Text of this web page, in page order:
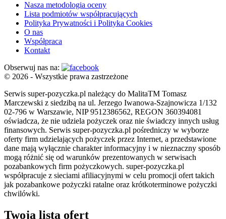
Nasza metodologia oceny
Lista podmiotów współpracujących
Polityka Prywatności i Polityka Cookies
O nas
Współpraca
Kontakt
Obserwuj nas na:
© 2026 - Wszystkie prawa zastrzeżone
Serwis super-pozyczka.pl należący do MalitaTM Tomasz
Marczewski z siedzibą na ul. Jerzego Iwanowa-Szajnowicza 1/132
02-796 w Warszawie, NIP 9512386562, REGON 360394081
oświadcza, że nie udziela pożyczek oraz nie świadczy innych usług
finansowych. Serwis super-pozyczka.pl pośredniczy w wyborze
oferty firm udzielających pożyczek przez Internet, a przedstawione
dane mają wyłącznie charakter informacyjny i w nieznaczny sposób
mogą różnić się od warunków prezentowanych w serwisach
pozabankowych firm pożyczkowych. super-pozyczka.pl
współpracuje z sieciami afiliacyjnymi w celu promocji ofert takich
jak pozabankowe pożyczki ratalne oraz krótkoterminowe pożyczki
chwilówki.
Twoja lista ofert